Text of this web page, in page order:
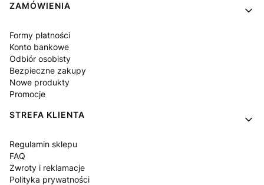
ZAMÓWIENIA
Formy płatności
Konto bankowe
Odbiór osobisty
Bezpieczne zakupy
Nowe produkty
Promocje
STREFA KLIENTA
Regulamin sklepu
FAQ
Zwroty i reklamacje
Polityka prywatności